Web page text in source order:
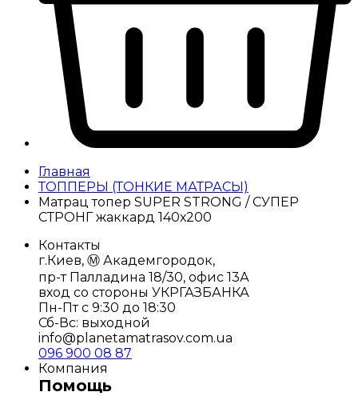
Главная
ТОППЕРЫ (ТОНКИЕ МАТРАСЫ)
Матрац топер SUPER STRONG / СУПЕР
СТРОНГ жаккард 140х200
Контакты
г.Киев, Ⓜ️ Академгородок,
пр-т Палладина 18/30, офис 13А
вход со стороны УКРГАЗБАНКА
Пн-Пт с 9:30 до 18:30
Сб-Вс: выходной
info@planetamatrasov.com.ua
096 900 08 87
Компания
Помощь